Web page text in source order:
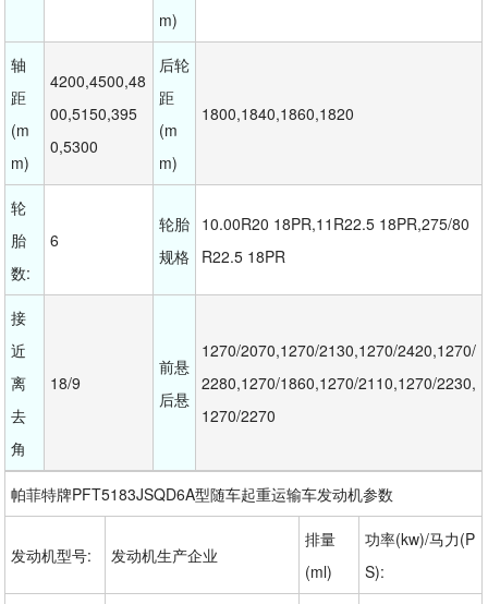
m)
轴
距
(m
m)
4200,4500,48
00,5150,395
0,5300
后轮
距
(m
m)
1800,1840,1860,1820
轮
胎
数:
6
轮胎
规格
10.00R20 18PR,11R22.5 18PR,275/80
R22.5 18PR
接
近
离
去
角
18/9
前悬
后悬
1270/2070,1270/2130,1270/2420,1270/
2280,1270/1860,1270/2110,1270/2230,
1270/2270
帕菲特牌PFT5183JSQD6A型随车起重运输车发动机参数
发动机型号: 发动机生产企业
排量
(ml)
功率(kw)/马力(P
S):